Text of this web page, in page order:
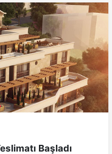
Başladı